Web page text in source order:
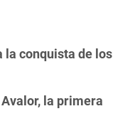
la conquista de los
la primera